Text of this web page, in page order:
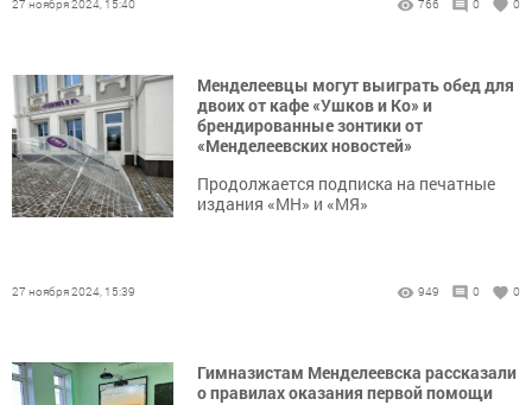
27 ноября 2024, 15:40 766 0 0
Менделеевцы могут выиграть обед для
двоих от кафе «Ушков и Ко» и
брендированные зонтики от
«Менделеевских новостей»
Продолжается подписка на печатные
издания «МН» и «МЯ»
27 ноября 2024, 15:39 949 0 0
Гимназистам Менделеевска рассказали
о правилах оказания первой помощи